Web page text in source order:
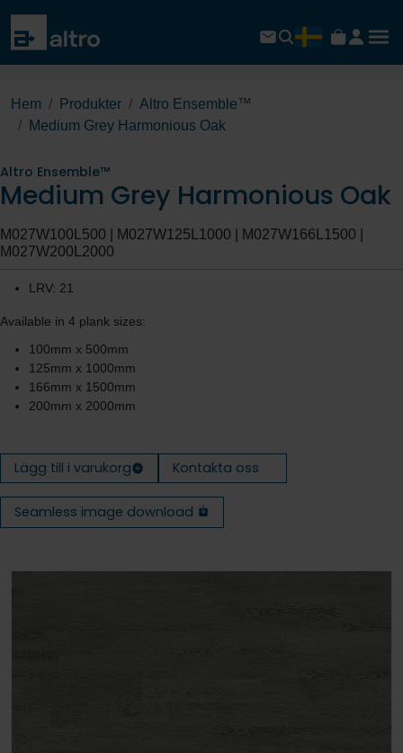
Hem Produkter
Altro Ensemble™
Medium Grey Harmonious Oak
Altro Ensemble™
Medium Grey Harmonious Oak
M027W100L500 | M027W125L1000 | M027W166L1500 |
M027W200L2000
LRV: 21
Available in 4 plank sizes:
100mm x 500mm
125mm x 1000mm
166mm x 1500mm
200mm x 2000mm
Lägg till i varukorg Kontakta oss
Seamless image download